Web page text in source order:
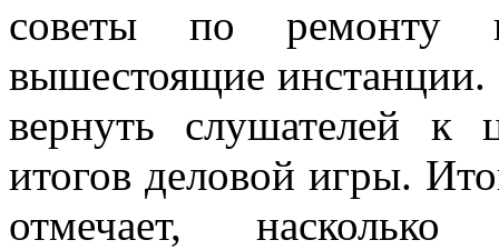
советы по
вышестоящие инстанции.
вернуть слушателей к
итогов деловой игры.
отмечает,